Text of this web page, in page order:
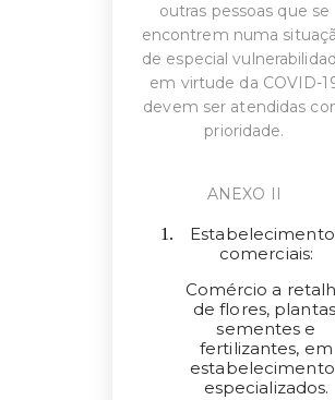
outras pessoas que se
encontrem numa
de especial
em virtude da COVID-
devem ser atendidas
prioridade.
ANEXO II
comerciais:
Comércio a
de flores,
sementes e
fertilizantes, em
especializados.